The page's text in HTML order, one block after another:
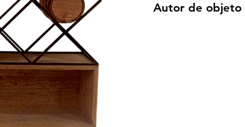
Autor de objeto